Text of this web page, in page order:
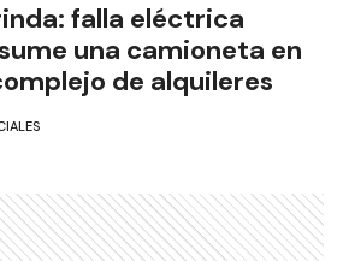
falla eléctrica
una camioneta en
de alquileres